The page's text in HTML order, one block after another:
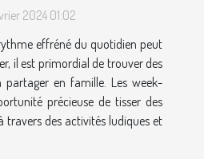
2024 01:02
effréné du quotidien peut
il est primordial de trouver des
en famille. Les week-
précieuse de tisser des
travers des activités ludiques et